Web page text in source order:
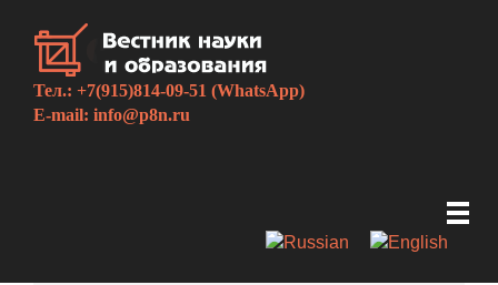
Тел.: +7(915)814-09-51 (WhatsApp)
E-mail: info@p8n.ru